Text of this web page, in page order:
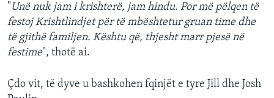
"Unë nuk jam i krishterë, jam hindu. Por më pëlqen të
festoj Krishtlindjet për të mbështetur gruan time dhe
të gjithë familjen. Kështu që, thjesht marr pjesë në
festime", thotë ai.
Çdo vit, të dyve u bashkohen fqinjët e tyre Jill dhe Josh